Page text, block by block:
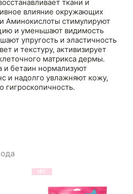
ткани и
влияние окружающих
Аминокислоты стимулируют
и уменьшают видимость
упругость и эластичность
и текстуру, активизирует
матрикса дермы.
и бетаин нормализуют
и надолго увлажняют кожу,
гигроскопичность.
HIT